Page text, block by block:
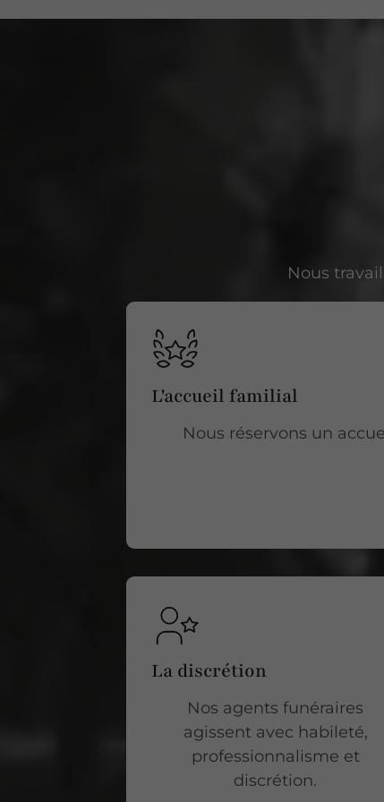
Nous
L'accueil familial
Nous réservons un
La discrétion
Nos agents funéraires
agissent avec habileté,
professionnalisme et
discrétion.